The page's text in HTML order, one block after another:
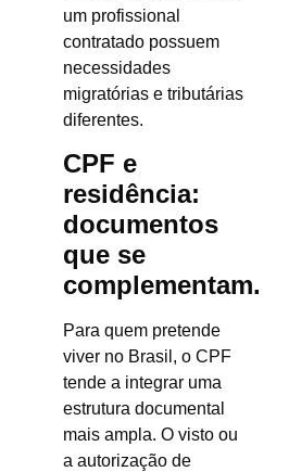
um profissional
contratado possuem
necessidades
migratórias e tributárias
diferentes.
CPF e
residência:
documentos
que se
complementam.
Para quem pretende
viver no Brasil, o CPF
tende a integrar uma
estrutura documental
mais ampla. O visto ou
a autorização de